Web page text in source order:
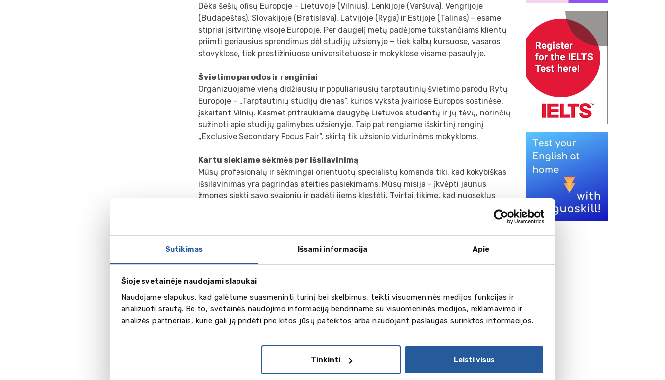
Sutikimas Išsami informacija Apie
Šioje svetainėje naudojami slapukai
Naudojame slapukus, kad galėtume suasmeninti turinį bei skelbimus, teikti visuomeninės medijos funkcijas ir
analizuoti srautą. Be to, svetainės naudojimo informaciją bendriname su visuomeninės medijos, reklamavimo ir
analizės partneriais, kurie gali ją pridėti prie kitos jūsų pateiktos arba naudojant paslaugas surinktos informacijos.
Tinkinti Leisti visus
Dėka šešių ofisų Europoje - Lietuvoje (Vilnius), Lenkijoje (Varšuva), Vengrijoje
(Budapeštas), Slovakijoje (Bratislava), Latvijoje (Ryga) ir Estijoje (Talinas) – esame
stipriai įsitvirtinę visoje Europoje. Per daugelį metų padėjome tūkstančiams klientų
priimti geriausius sprendimus dėl studijų užsienyje – tiek kalbų kursuose, vasaros
stovyklose, tiek prestižiniuose universitetuose ir mokyklose visame pasaulyje.
Švietimo parodos ir renginiai
Organizuojame vieną didžiausių ir populiariausių tarptautinių švietimo parodų Rytų
Europoje – „Tarptautinių studijų dienas“, kurios vyksta įvairiose Europos sostinėse,
įskaitant Vilnių. Kasmet pritraukiame daugybę Lietuvos studentų ir jų tėvų, norinčių
sužinoti apie studijų galimybes užsienyje. Taip pat rengiame išskirtinį renginį
„Exclusive Secondary Focus Fair“, skirtą tik užsienio vidurinėms mokykloms.
Kartu siekiame sėkmės per išsilavinimą
Mūsų profesionalų ir sėkmingai orientuotų specialistų komanda tiki, kad kokybiškas
išsilavinimas yra pagrindas ateities pasiekimams. Mūsų misija – įkvėpti jaunus
žmones siekti savo svajonių ir padėti jiems klestėti. Tvirtai tikime, kad nuoseklus
BCIE yra vienintelis IELTS egzaminų centras Latvijoje, kuriame galima išsilaikyti
tokius egzaminus kaip IELTS, Cambridge English, Young Learner’s, KET, PET, FCE,
CAE, CPE, BEC, ILEC, TKT, ACCA, Aptis, Open University and University of London
studijas užsienyje. Be to, BCIE administruoja stojimo testus į privačias mokyklas ir
koledžus (BUSSATS, UKiset) ir suteikia detalią informaciją apie egzaminus, jų datas
ir mokesčius ruošiantis kursams.
REGISTRACIJA Į KONSULTACIJĄ
lietuva@balticcouncil.org